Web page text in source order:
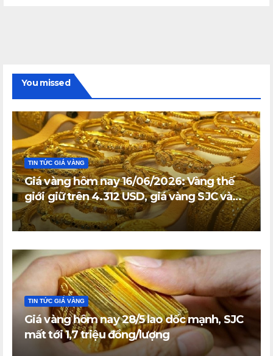
You missed
TIN TỨC GIÁ VÀNG
Giá vàng hôm nay 16/06/2026: Vàng thế
giới giữ trên 4.312 USD, giá vàng SJC và
vàng nhẫn trong nước đi ngang
TIN TỨC GIÁ VÀNG
Giá vàng hôm nay 28/5 lao dốc mạnh, SJC
mất tới 1,7 triệu đồng/lượng